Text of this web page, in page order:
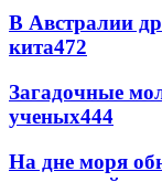
В Австралии
кита472
Загадочные
ученых444
На дне моря